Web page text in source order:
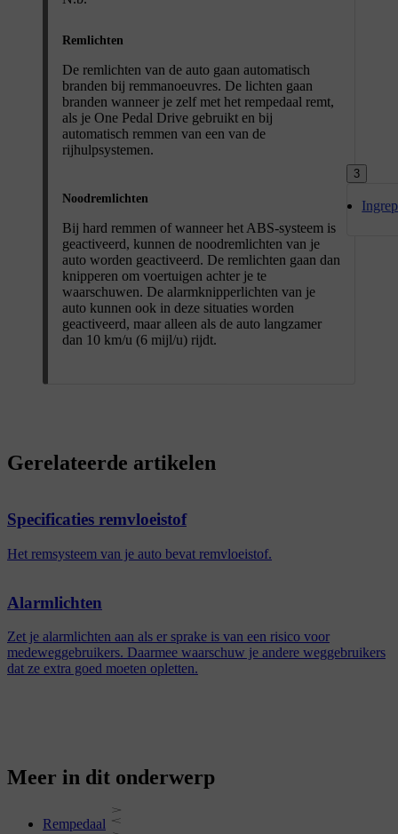
3
Remlichten
De remlichten van de auto gaan automatisch
branden bij remmanoeuvres. De lichten gaan
branden wanneer je zelf met het rempedaal remt,
als je One Pedal Drive gebruikt en bij
automatisch remmen van een van de
rijhulpsystemen.
Noodremlichten
Bij hard remmen of wanneer het ABS-systeem is
geactiveerd, kunnen de noodremlichten van je
auto worden geactiveerd. De remlichten gaan dan
knipperen om voertuigen achter je te
waarschuwen. De alarmknipperlichten van je
auto kunnen ook in deze situaties worden
geactiveerd, maar alleen als de auto langzamer
dan 10 km/u (6 mijl/u) rijdt.
Gerelateerde artikelen
Specificaties remvloeistof
Het remsysteem van je auto bevat remvloeistof.
Alarmlichten
Zet je alarmlichten aan als er sprake is van een risico voor
medeweggebruikers. Daarmee waarschuw je andere weggebruikers
dat ze extra goed moeten opletten.
Meer in dit onderwerp
Rempedaal